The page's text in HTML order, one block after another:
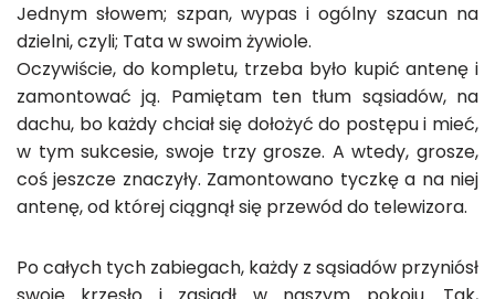
Jednym słowem; szpan, wypas i ogólny szacun na
dzielni, czyli; Tata w swoim żywiole.
Oczywiście, do kompletu, trzeba było kupić antenę i
zamontować ją. Pamiętam ten tłum sąsiadów, na
dachu, bo każdy chciał się dołożyć do postępu i mieć,
w tym sukcesie, swoje trzy grosze. A wtedy, grosze,
coś jeszcze znaczyły. Zamontowano tyczkę a na niej
antenę, od której ciągnął się przewód do telewizora.
Po całych tych zabiegach, każdy z sąsiadów przyniósł